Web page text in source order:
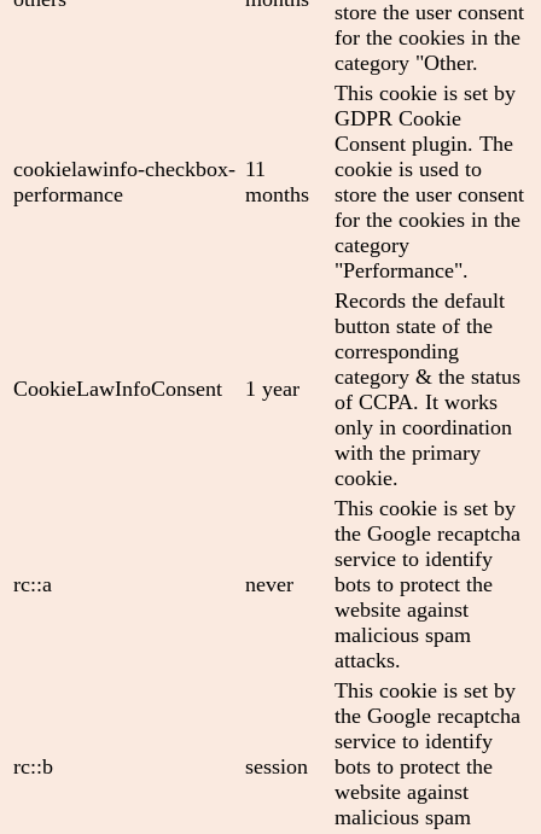
store the user consent
for the cookies in the
category "Other.
cookielawinfo-checkbox-
performance
11
months
This cookie is set by
GDPR Cookie
Consent plugin. The
cookie is used to
store the user consent
for the cookies in the
category
"Performance".
CookieLawInfoConsent 1 year
Records the default
button state of the
corresponding
category & the status
of CCPA. It works
only in coordination
with the primary
cookie.
rc::a never
This cookie is set by
the Google recaptcha
service to identify
bots to protect the
website against
malicious spam
attacks.
rc::b session
This cookie is set by
the Google recaptcha
service to identify
bots to protect the
website against
malicious spam